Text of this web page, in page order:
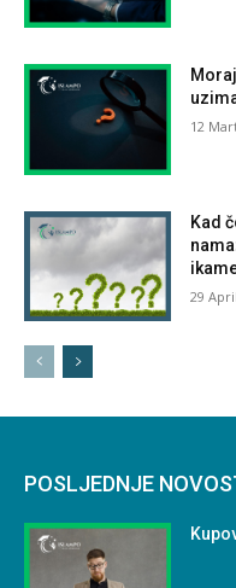
12
Kad
29
POSLJEDNJE